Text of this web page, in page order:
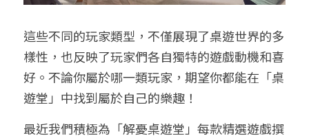
這些不同的玩家類型，不僅展現了桌遊世界的多
樣性，也反映了玩家們各自獨特的遊戲動機和喜
好。不論你屬於哪一類玩家，期望你都能在「桌
遊堂」中找到屬於自己的樂趣！
最近我們積極為「解憂桌遊堂」 每款精選遊戲撰